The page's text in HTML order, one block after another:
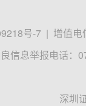
号-7 | 增值电
信息举报电话：
深圳